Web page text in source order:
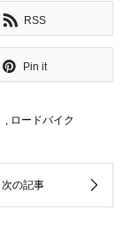
RSS
Pin it
, ロードバイク